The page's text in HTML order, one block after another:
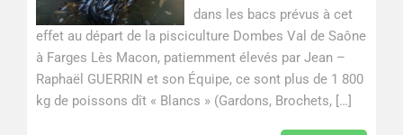
dans les bacs prévus à cet
effet au départ de la pisciculture Dombes Val de Saône
à Farges Lès Macon, patiemment élevés par Jean –
Raphaël GUERRIN et son Équipe, ce sont plus de 1 800
kg de poissons dît « Blancs » (Gardons, Brochets, […]